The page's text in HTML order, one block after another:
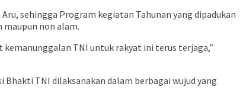
sehingga Program kegiatan Tahunan yang dipadukan
maupun non alam.
kemanunggalan TNI untuk rakyat ini terus terjaga,”
TNI dilaksanakan dalam berbagai wujud yang